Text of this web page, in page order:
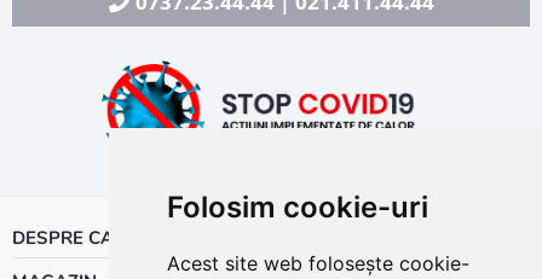
Folosim cookie-uri
Acest site web folosește cookie-
DESPRE CALOR